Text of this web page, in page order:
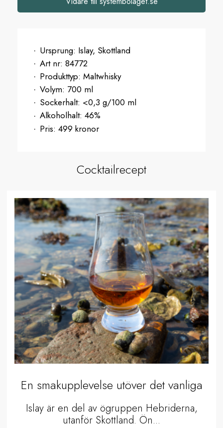
Ursprung: Islay, Skottland
Art nr: 84772
Produkttyp: Maltwhisky
Volym: 700 ml
Sockerhalt: <0,3 g/100 ml
Alkoholhalt: 46%
Pris: 499 kronor
Cocktailrecept
En smakupplevelse utöver det vanliga
Islay är en del av ögruppen Hebriderna,
utanför Skottland. Ön...